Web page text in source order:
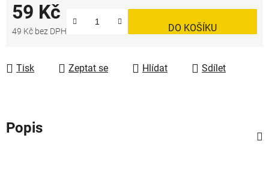
59 Kč
49 Kč bez DPH DO KOŠÍKU
Tisk Zeptat se Hlídat Sdílet
Popis